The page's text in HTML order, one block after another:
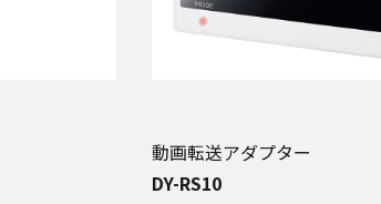
動画転送アダプター
DY-RS10